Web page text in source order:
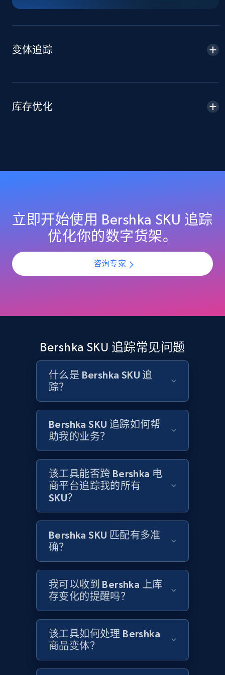
2.1K+ 355+
and more.
URL, Domain, Country code, Model number,
Sku, Product id, Product name, Manufacturer,
and more.
355+
URL, Domain, Country code, Model number,
Sku, Product id, Product name, Manufacturer,
and more.
2.1K+
Home Depot US - Discovery products by
specific category URL
URL, Domain, Country code, Model number,
Sku, Product id, Product name, Manufacturer,
and more.
Title, Seller name, Brand, Description, Initial
price, Currency, Availability, Reviews count, and
2.1K+ 375+ 立即开始
变体追踪
库存优化
立即开始使用 Bershka SKU 追踪
优化你的数字货架。
咨询专家
Bershka SKU 追踪常见问题
什么是 Bershka SKU 追
踪？
Bershka SKU 追踪如何帮
助我的业务？
该工具能否跨 Bershka 电
商平台追踪我的所有
SKU？
Bershka SKU 匹配有多准
确？
我可以收到 Bershka 上库
存变化的提醒吗？
该工具如何处理 Bershka
商品变体？